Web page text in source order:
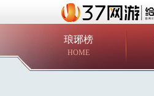
琅琊榜
HOME